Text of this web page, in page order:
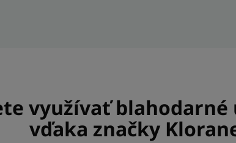
využívať
vďaka značky